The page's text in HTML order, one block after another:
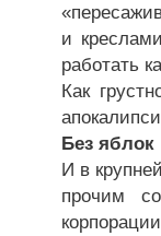
и
работать
Как
Без яблок
И в
прочим